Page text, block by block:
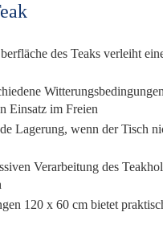
des Teaks verleiht
Einsatz im Freien
Lagerung, wenn der Tisch
Verarbeitung des
120 x 60 cm bietet